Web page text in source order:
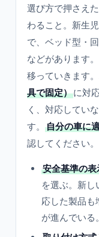
選び方で押さえ
わること。新生
で、ベッド型・
などがあります
移っていきます
具で固定）に対
く、対応してい
す。
自分の車に
認してください。
安全基準の
を選ぶ。新
応した製品も
が進んでいる。